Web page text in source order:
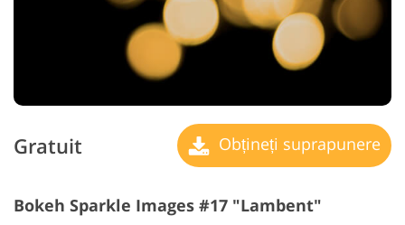
Gratuit Obțineți suprapunere
Bokeh Sparkle Images #17 "Lambent"